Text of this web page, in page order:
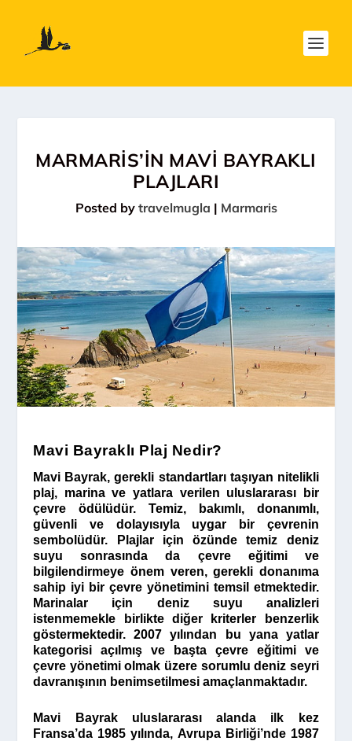
MARMARİS’İN MAVİ BAYRAKLI
PLAJLARI
Posted by travelmugla | Marmaris
Mavi Bayraklı Plaj Nedir?
Mavi Bayrak, gerekli standartları taşıyan nitelikli
plaj, marina ve yatlara verilen uluslararası bir
çevre ödülüdür. Temiz, bakımlı, donanımlı,
güvenli ve dolayısıyla uygar bir çevrenin
sembolüdür. Plajlar için özünde temiz deniz
suyu sonrasında da çevre eğitimi ve
bilgilendirmeye önem veren, gerekli donanıma
sahip iyi bir çevre yönetimini temsil etmektedir.
Marinalar için deniz suyu analizleri
istenmemekle birlikte diğer kriterler benzerlik
göstermektedir. 2007 yılından bu yana yatlar
kategorisi açılmış ve başta çevre eğitimi ve
çevre yönetimi olmak üzere sorumlu deniz seyri
davranışının benimsetilmesi amaçlanmaktadır.
Mavi Bayrak uluslararası alanda ilk kez
Fransa’da 1985 yılında, Avrupa Birliği’nde 1987